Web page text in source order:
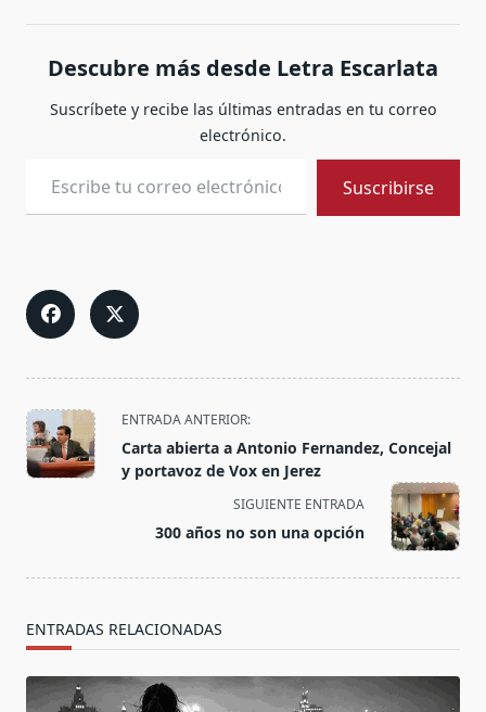
Descubre más desde Letra Escarlata
Suscríbete y recibe las últimas entradas en tu correo
electrónico.
Suscribirse
<span
class="nav-
subtitle
ENTRADA ANTERIOR:
Carta abierta a Antonio Fernandez, Concejal
y portavoz de Vox en Jerez
SIGUIENTE ENTRADA
300 años no son una opción
ENTRADAS RELACIONADAS